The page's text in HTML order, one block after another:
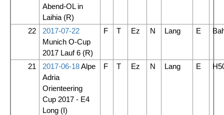
Abend-OL in
Laihia (R)
22
2017-07-22
Munich O-Cup
2017 Lauf 6 (R)
F T Ez N Lang E
21 2017-06-18Alpe
Adria
Orienteering
Cup 2017 - E4
Long (I)
F T Ez N Lang E